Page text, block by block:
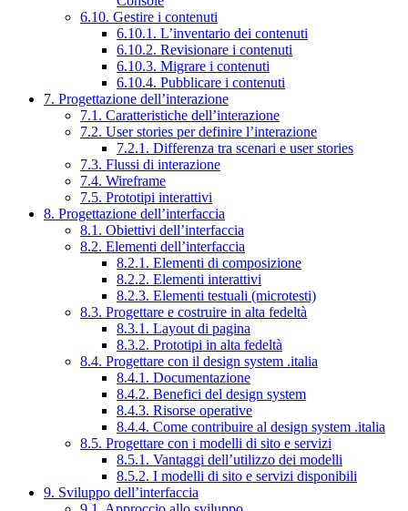
6.10. Gestire i contenuti
6.10.1. L’inventario dei contenuti
6.10.2. Revisionare i contenuti
6.10.3. Migrare i contenuti
6.10.4. Pubblicare i contenuti
7. Progettazione dell’interazione
7.1. Caratteristiche dell’interazione
7.2. User stories per definire l’interazione
7.2.1. Differenza tra scenari e user stories
7.3. Flussi di interazione
7.4. Wireframe
7.5. Prototipi interattivi
8. Progettazione dell’interfaccia
8.1. Obiettivi dell’interfaccia
8.2. Elementi dell’interfaccia
8.2.1. Elementi di composizione
8.2.2. Elementi interattivi
8.2.3. Elementi testuali (microtesti)
8.3. Progettare e costruire in alta fedeltà
8.3.1. Layout di pagina
8.3.2. Prototipi in alta fedeltà
8.4. Progettare con il design system .italia
8.4.1. Documentazione
8.4.2. Benefici del design system
8.4.3. Risorse operative
8.4.4. Come contribuire al design system .italia
8.5. Progettare con i modelli di sito e servizi
8.5.1. Vantaggi dell’utilizzo dei modelli
8.5.2. I modelli di sito e servizi disponibili
9. Sviluppo dell’interfaccia